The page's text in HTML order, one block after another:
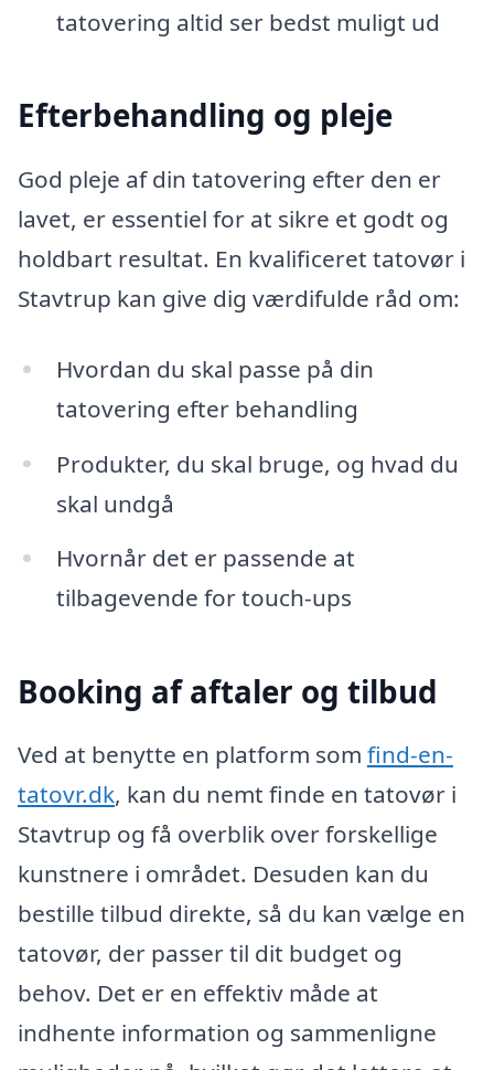
tatovering altid ser bedst muligt ud
Efterbehandling og pleje
God pleje af din tatovering efter den er
lavet, er essentiel for at sikre et godt og
holdbart resultat. En kvalificeret tatovør i
Stavtrup kan give dig værdifulde råd om:
Hvordan du skal passe på din
tatovering efter behandling
Produkter, du skal bruge, og hvad du
skal undgå
Hvornår det er passende at
tilbagevende for touch-ups
Booking af aftaler og tilbud
Ved at benytte en platform som find-en-
tatovr.dk, kan du nemt finde en tatovør i
Stavtrup og få overblik over forskellige
kunstnere i området. Desuden kan du
bestille tilbud direkte, så du kan vælge en
tatovør, der passer til dit budget og
behov. Det er en effektiv måde at
indhente information og sammenligne